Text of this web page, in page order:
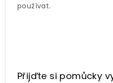
používat.
Přijďte si pomůcky